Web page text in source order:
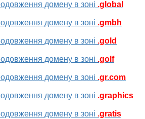
домену в зоні .global
домену в зоні .gmbh
домену в зоні .gold
домену в зоні .golf
домену в зоні .gr.com
домену в зоні .graphics
домену в зоні .gratis